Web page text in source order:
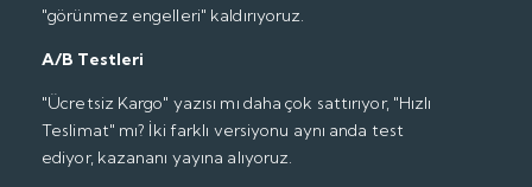
"görünmez engelleri" kaldırıyoruz.
A/B Testleri
"Ücretsiz Kargo" yazısı mı daha çok sattırıyor, "Hızlı
Teslimat" mı? İki farklı versiyonu aynı anda test
ediyor, kazananı yayına alıyoruz.